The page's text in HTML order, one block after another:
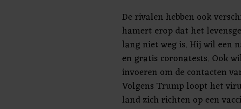
De rivalen hebben ook
hamert erop dat het
lang niet weg is. Hij wil een
en gratis coronatests. Ook
invoeren om de contacten
Volgens Trump loopt het
land zich richten op een